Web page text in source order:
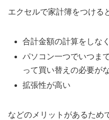
エクセルで家計簿をつける
合計金額の計算をしな
パソコン一つでいつま
って買い替えの必要がな
拡張性が高い
などのメリットがあるため